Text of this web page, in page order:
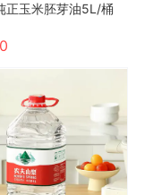
正玉米胚芽油5L/桶